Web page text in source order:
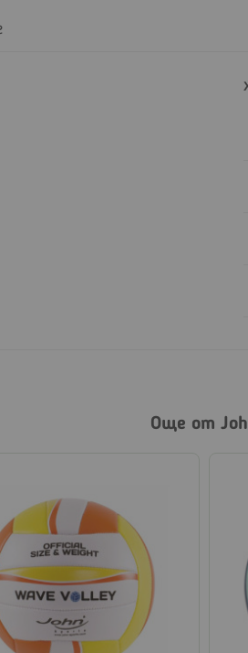
Още от